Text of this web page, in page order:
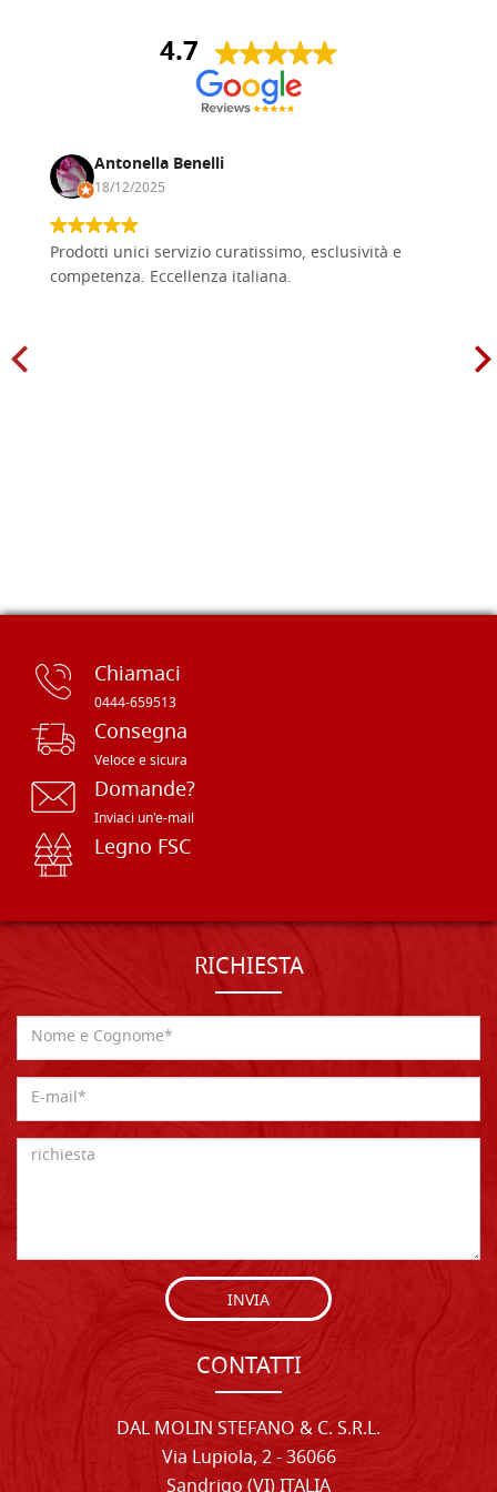
4.7
Antonella Benelli
18/12/2025
Prodotti unici servizio curatissimo, esclusività e
competenza. Eccellenza italiana.
Chiamaci
0444-659513
Consegna
Veloce e sicura
Domande?
Inviaci un'e-mail
Legno FSC
RICHIESTA
INVIA
CONTATTI
DAL MOLIN STEFANO & C. S.R.L.
Via Lupiola, 2 - 36066